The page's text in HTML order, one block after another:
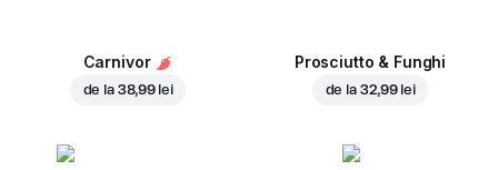
Carnivor
de la 38,99 lei
Prosciutto & Funghi
de la 32,99 lei